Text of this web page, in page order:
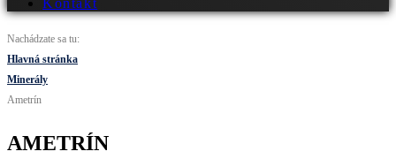
Kontakt
Nachádzate sa tu:
Hlavná stránka
Minerály
Ametrín
AMETRÍN